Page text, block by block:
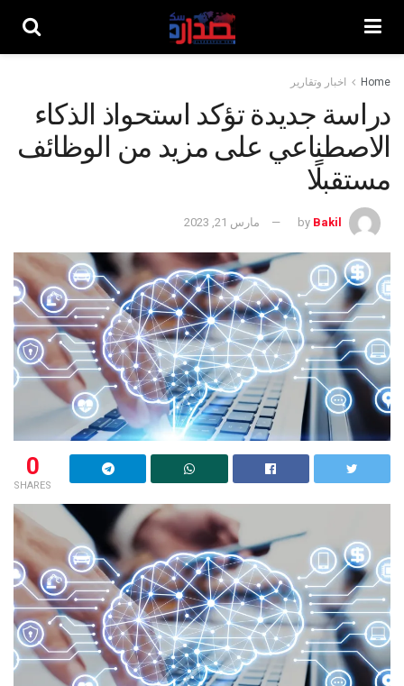
Home اخبار وتقارير
دراسة جديدة تؤكد استحواذ الذكاء
الاصطناعي على مزيد من الوظائف
مستقبلًا
by Bakil مارس 21, 2023
0
SHARES